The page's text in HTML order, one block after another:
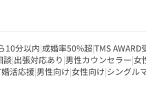
10分以内|成婚率50%超|TMS AWARD
談|出張対応あり|男性カウンセラー|女
活応援|男性向け|女性向け|シングル